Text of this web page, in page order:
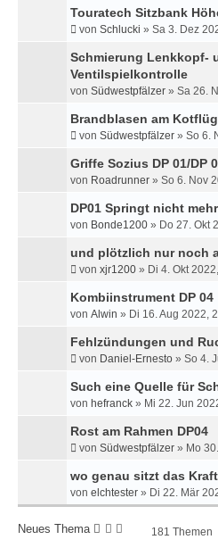
Touratech Sitzbank
von Schlucki » Sa 3. Dez
Schmierung Lenkkopf-
Ventilspielkontrolle
von Südwestpfälzer » Sa 26.
Brandblasen am
von Südwestpfälzer » So 6.
Griffe Sozius DP 01/DP
von Roadrunner » So 6. Nov
DP01 Springt nicht
von Bonde1200 » Do 27. Okt
und plötzlich nur noch
von xjr1200 » Di 4. Okt
Kombiinstrument DP 04
von Alwin » Di 16. Aug 2022,
Fehlzündungen und
von Daniel-Ernesto » So 4.
Such eine Quelle für
von hefranck » Mi 22. Jun
Rost am Rahmen DP04
von Südwestpfälzer » Mo
wo genau sitzt das
von elchtester » Di 22. Mär
Neues Thema 181 Themen